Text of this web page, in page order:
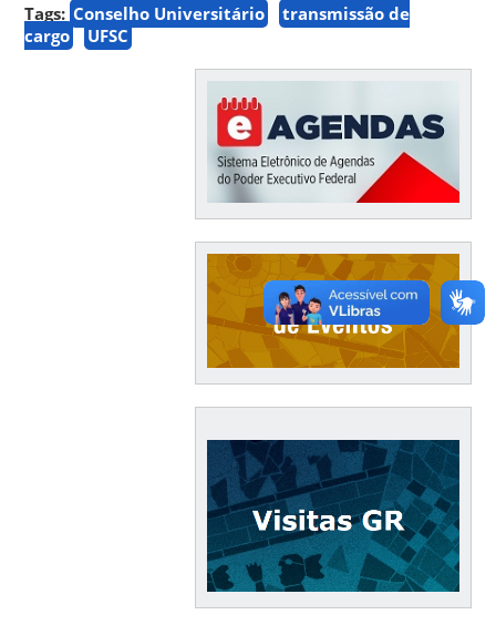
Tags: Conselho Universitário
transmissão de
cargo
UFSC